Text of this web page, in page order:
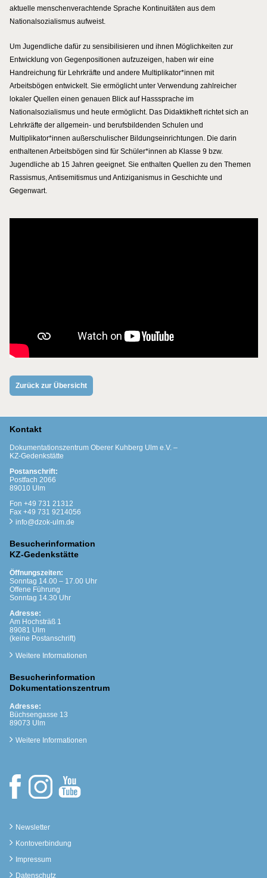
aktuelle menschenverachtende Sprache Kontinuitäten aus dem
Nationalsozialismus aufweist.
Um Jugendliche dafür zu sensibilisieren und ihnen Möglichkeiten zur
Entwicklung von Gegenpositionen aufzuzeigen, haben wir eine
Handreichung für Lehrkräfte und andere Multiplikator*innen mit
Arbeitsbögen entwickelt. Sie ermöglicht unter Verwendung zahlreicher
lokaler Quellen einen genauen Blick auf Hasssprache im
Nationalsozialismus und heute ermöglicht. Das Didaktikheft richtet sich an
Lehrkräfte der allgemein- und berufsbildenden Schulen und
Multiplikator*innen außerschulischer Bildungseinrichtungen. Die darin
enthaltenen Arbeitsbögen sind für Schüler*innen ab Klasse 9 bzw.
Jugendliche ab 15 Jahren geeignet. Sie enthalten Quellen zu den Themen
Rassismus, Antisemitismus und Antiziganismus in Geschichte und
Gegenwart.
Zurück zur Übersicht
Kontakt
Dokumentationszentrum Oberer Kuhberg Ulm e.V. –
KZ-Gedenkstätte
Postanschrift:
Postfach 2066
89010 Ulm
Fon +49 731 21312
Fax +49 731 9214056
info@dzok-ulm.de
Besucherinformation
KZ-Gedenkstätte
Öffnungszeiten:
Sonntag 14.00 – 17.00 Uhr
Offene Führung
Sonntag 14.30 Uhr
Adresse:
Am Hochsträß 1
89081 Ulm
(keine Postanschrift)
Weitere Informationen
Besucherinformation
Dokumentationszentrum
Adresse:
Büchsengasse 13
89073 Ulm
Weitere Informationen
Newsletter
Kontoverbindung
Impressum
Datenschutz